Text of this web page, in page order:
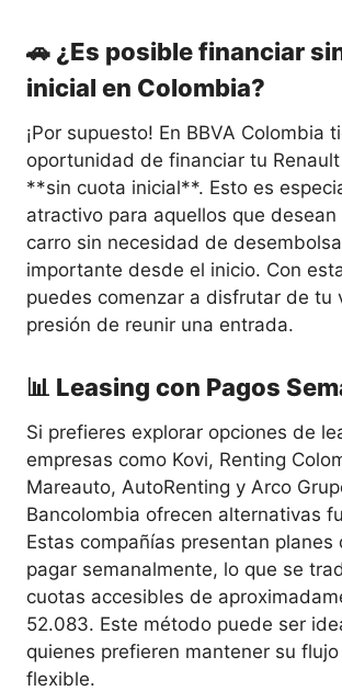
🚗 ¿Es posible financiar
inicial en Colombia?
¡Por supuesto! En BBVA Colombia
oportunidad de financiar tu Renault
**sin cuota inicial**. Esto es
atractivo para aquellos que
carro sin necesidad de
importante desde el inicio. Con
puedes comenzar a disfrutar de tu
presión de reunir una entrada.
📊 Leasing con Pagos
Si prefieres explorar opciones de
empresas como Kovi, Renting
Mareauto, AutoRenting y Arco
Bancolombia ofrecen alternativas
Estas compañías presentan planes
pagar semanalmente, lo que se
cuotas accesibles de
52.083. Este método puede ser
quienes prefieren mantener su
flexible.